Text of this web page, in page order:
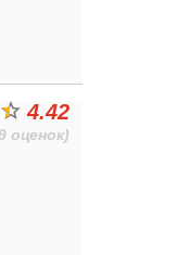
4.42
оценок)